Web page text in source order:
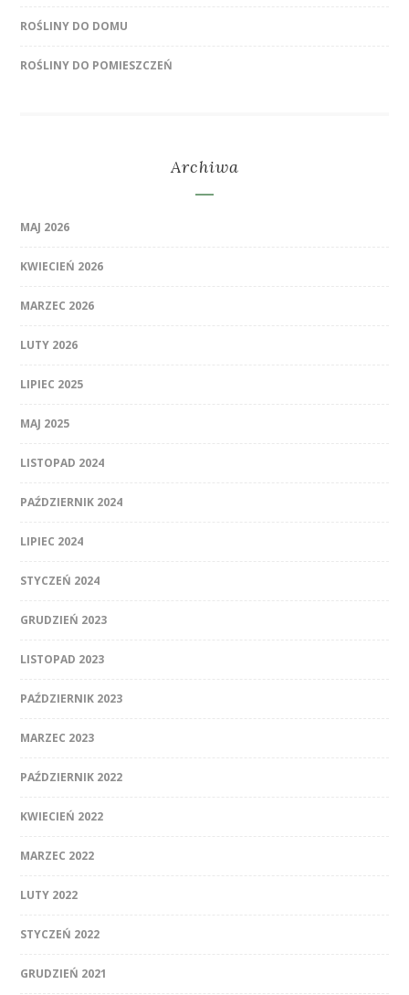
ROŚLINY DO DOMU
ROŚLINY DO POMIESZCZEŃ
Archiwa
MAJ 2026
KWIECIEŃ 2026
MARZEC 2026
LUTY 2026
LIPIEC 2025
MAJ 2025
LISTOPAD 2024
PAŹDZIERNIK 2024
LIPIEC 2024
STYCZEŃ 2024
GRUDZIEŃ 2023
LISTOPAD 2023
PAŹDZIERNIK 2023
MARZEC 2023
PAŹDZIERNIK 2022
KWIECIEŃ 2022
MARZEC 2022
LUTY 2022
STYCZEŃ 2022
GRUDZIEŃ 2021